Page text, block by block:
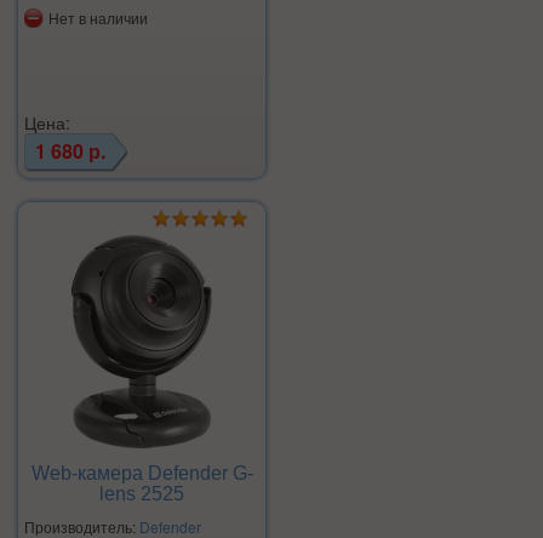
Нет в наличии
Цена:
1 680 р.
Web-камера Defender G-
lens 2525
Производитель: Defender